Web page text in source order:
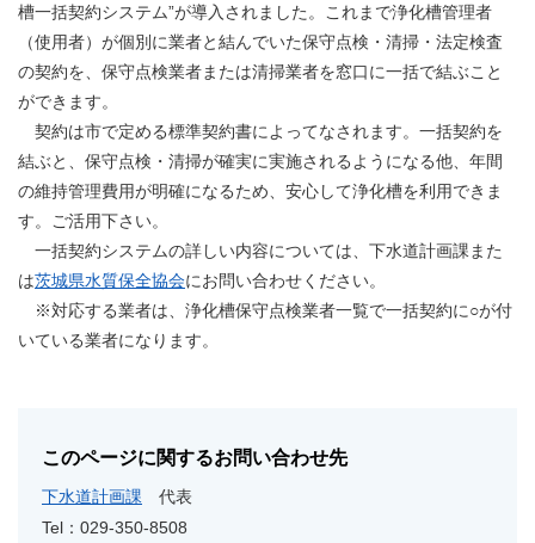
槽一括契約システム”が導入されました。これまで浄化槽管理者
（使用者）が個別に業者と結んでいた保守点検・清掃・法定検査
の契約を、保守点検業者または清掃業者を窓口に一括で結ぶこと
ができます。
契約は市で定める標準契約書によってなされます。一括契約を
結ぶと、保守点検・清掃が確実に実施されるようになる他、年間
の維持管理費用が明確になるため、安心して浄化槽を利用できま
す。ご活用下さい。
一括契約システムの詳しい内容については、下水道計画課また
は茨城県水質保全協会にお問い合わせください。
※対応する業者は、浄化槽保守点検業者一覧で一括契約に○が付
いている業者になります。
このページに関するお問い合わせ先
下水道計画課
代表
Tel：029-350-8508